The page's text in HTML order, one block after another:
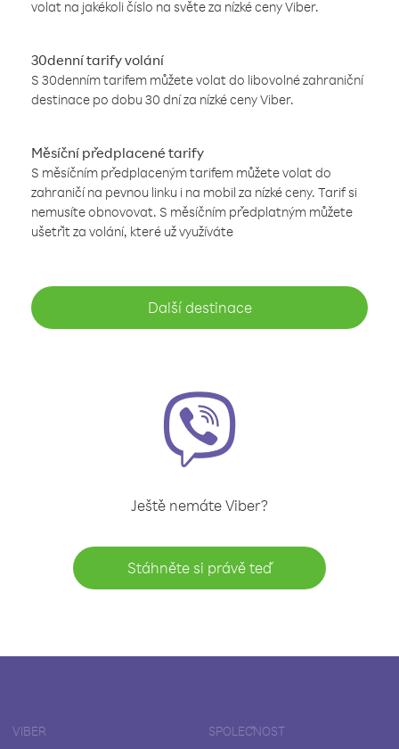
volat na jakékoli číslo na světe za nízké ceny Viber.
30denní tarify volání
S 30denním tarifem můžete volat do libovolné zahraniční
destinace po dobu 30 dní za nízké ceny Viber.
Měsíční předplacené tarify
S měsíčním předplaceným tarifem můžete volat do
zahraničí na pevnou linku i na mobil za nízké ceny. Tarif si
nemusíte obnovovat. S měsíčním předplatným můžete
ušetřit za volání, které už využíváte
Další destinace
Ještě nemáte Viber?
Stáhněte si právě teď
VIBER SPOLEČNOST